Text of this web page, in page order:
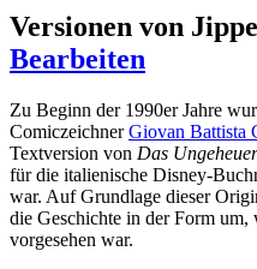
Versionen von
Bearbeiten
Zu Beginn der 1990er Jahre
ComiczeichnerGiovan Battista
Textversion von Das
für die italienische Disney-
war. Auf Grundlage dieser
die Geschichte in der Form
vorgesehen war.